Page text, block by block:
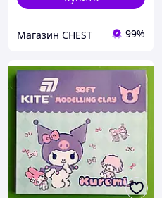
Магазин CHEST 99%